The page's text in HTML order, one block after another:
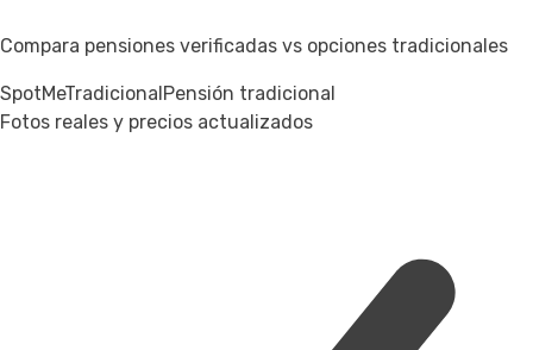
Compara pensiones verificadas vs opciones tradicionales
SpotMeTradicionalPensión tradicional
Fotos reales y precios actualizados